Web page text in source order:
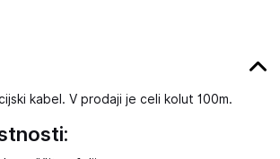
kabel. V prodaji je celi kolut 100m.